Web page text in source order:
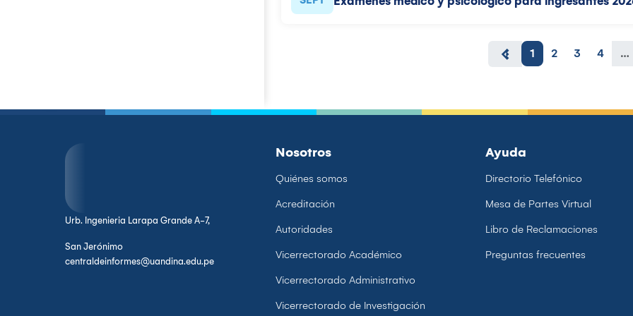
1 2 3 4 …
Urb. Ingenieria Larapa Grande A-7,
San Jerónimo
centraldeinformes@uandina.edu.pe
Nosotros
Quiénes somos
Acreditación
Autoridades
Vicerrectorado Académico
Vicerrectorado Administrativo
Vicerrectorado de Investigación
Ayuda
Directorio Telefónico
Mesa de Partes Virtual
Libro de Reclamaciones
Preguntas frecuentes